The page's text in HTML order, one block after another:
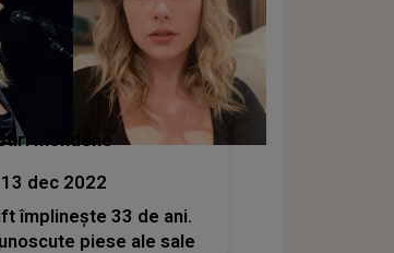
mondene
13 dec 2022
împlinește 33 de ani.
piese ale sale